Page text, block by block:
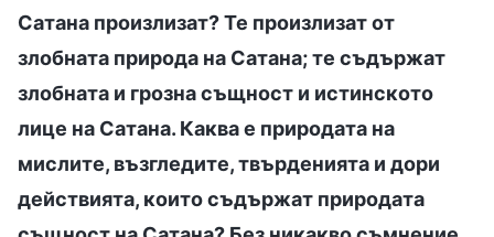
Сатана произлизат? Те произлизат от
злобната природа на Сатана; те съдържат
злобната и грозна същност и истинското
лице на Сатана. Каква е природата на
мислите, възгледите, твърденията и дори
действията, които съдържат природата